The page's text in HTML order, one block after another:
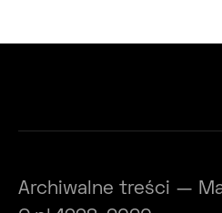
Archiwalne treści —